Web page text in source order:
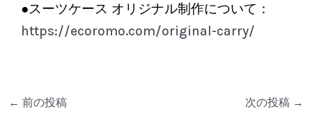
●スーツケース オリジナル制作について：
https://ecoromo.com/original-carry/
← 前の投稿 次の投稿 →